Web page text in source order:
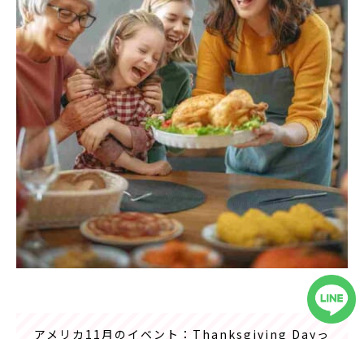
アメリカ11月のイベント：Thanksgiving Dayっ